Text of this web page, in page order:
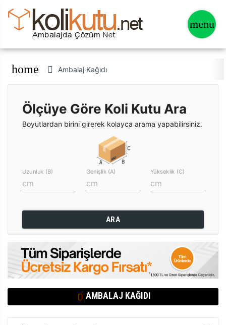
home Ambalaj Kağıdı
Ölçüye Göre Koli Kutu Ara
Boyutlardan birini girerek kolayca arama yapabilirsiniz.
Uzunluk (B) Genişlik (A) Yükseklik (C)
ARA
AMBALAJ KAĞIDI